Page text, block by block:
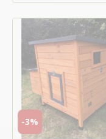
-3%